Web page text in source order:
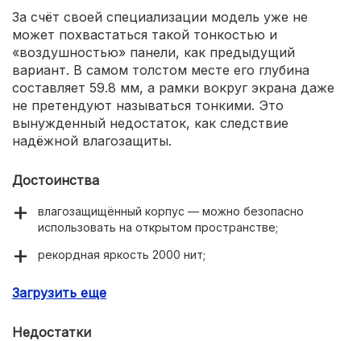
За счёт своей специализации модель уже не
может похвастаться такой тонкостью и
«воздушностью» панели, как предыдущий
вариант. В самом толстом месте его глубина
составляет 59.8 мм, а рамки вокруг экрана даже
не претендуют называться тонкими. Это
вынужденный недостаток, как следствие
надёжной влагозащиты.
Достоинства
влагозащищённый корпус — можно безопасно
использовать на открытом пространстве;
рекордная яркость 2000 нит;
Загрузить еще
Недостатки